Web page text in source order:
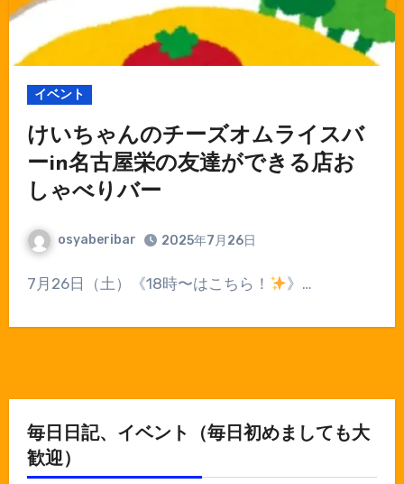
イベント
けいちゃんのチーズオムライスバ
ーin名古屋栄の友達ができる店お
しゃべりバー
osyaberibar 2025年7月26日
7月26日（土）《18時〜はこちら！ 》…
毎日日記、イベント（毎日初めましても大
歓迎）